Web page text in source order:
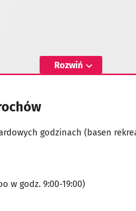
Rozwiń
godzinach (basen
w godz. 9:00-19:00)